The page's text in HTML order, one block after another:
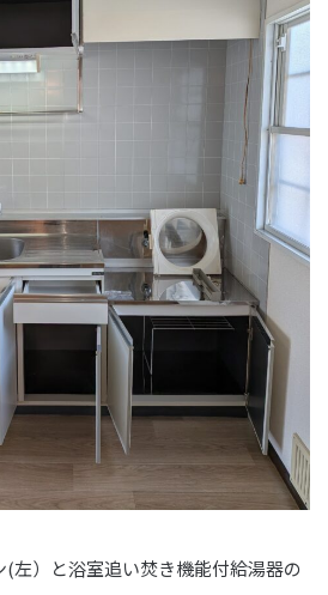
左）と浴室追い焚き機能付給湯器の